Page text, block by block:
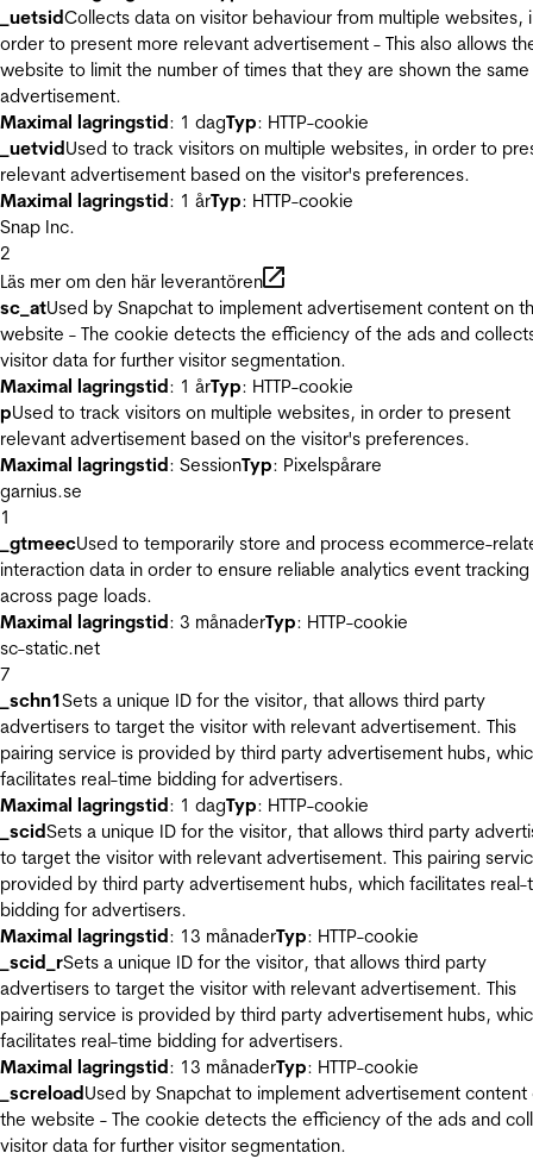
_uetsidCollects data on visitor behaviour from multiple websites,
order to present more relevant advertisement - This also allows
website to limit the number of times that they are shown the same
advertisement.
Maximal lagringstid: 1 dagTyp: HTTP-cookie
_uetvidUsed to track visitors on multiple websites, in order to
relevant advertisement based on the visitor's preferences.
Maximal lagringstid: 1 årTyp: HTTP-cookie
Snap Inc.
2
Läs mer om den här leverantören
sc_atUsed by Snapchat to implement advertisement content on
website - The cookie detects the efficiency of the ads and
visitor data for further visitor segmentation.
Maximal lagringstid: 1 årTyp: HTTP-cookie
pUsed to track visitors on multiple websites, in order to present
relevant advertisement based on the visitor's preferences.
Maximal lagringstid: SessionTyp: Pixelspårare
garnius.se
1
_gtmeecUsed to temporarily store and process ecommerce-
interaction data in order to ensure reliable analytics event tracking
across page loads.
Maximal lagringstid: 3 månaderTyp: HTTP-cookie
sc-static.net
7
_schn1Sets a unique ID for the visitor, that allows third party
advertisers to target the visitor with relevant advertisement. This
pairing service is provided by third party advertisement hubs,
facilitates real-time bidding for advertisers.
Maximal lagringstid: 1 dagTyp: HTTP-cookie
_scidSets a unique ID for the visitor, that allows third party
to target the visitor with relevant advertisement. This pairing
provided by third party advertisement hubs, which facilitates real-
bidding for advertisers.
Maximal lagringstid: 13 månaderTyp: HTTP-cookie
_scid_rSets a unique ID for the visitor, that allows third party
advertisers to target the visitor with relevant advertisement. This
pairing service is provided by third party advertisement hubs,
facilitates real-time bidding for advertisers.
Maximal lagringstid: 13 månaderTyp: HTTP-cookie
_screloadUsed by Snapchat to implement advertisement content
the website - The cookie detects the efficiency of the ads and
visitor data for further visitor segmentation.